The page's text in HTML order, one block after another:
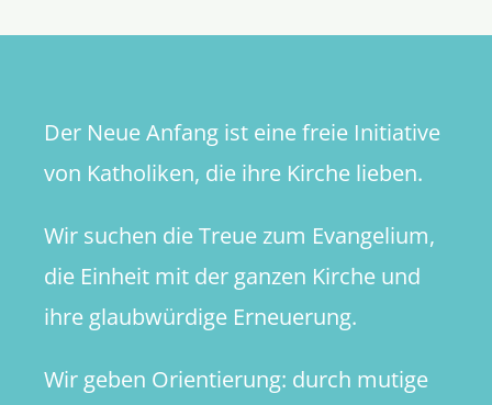
Der Neue Anfang ist eine freie Initiative
von Katholiken, die ihre Kirche lieben.
Wir suchen die Treue zum Evangelium,
die Einheit mit der ganzen Kirche und
ihre glaubwürdige Erneuerung.
Wir geben Orientierung: durch mutige